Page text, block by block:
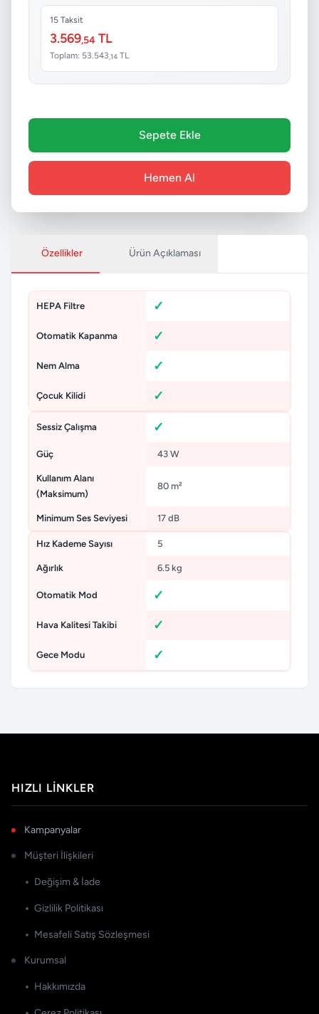
15 Taksit
3.569,54 TL
Toplam: 53.543,14 TL
Sepete Ekle
Hemen Al
Özellikler Ürün Açıklaması
HEPA Filtre
Otomatik Kapanma
Nem Alma
Çocuk Kilidi
Sessiz Çalışma
Güç 43 W
Kullanım Alanı
(Maksimum)
80 m²
Minimum Ses Seviyesi 17 dB
Hız Kademe Sayısı 5
Ağırlık 6.5 kg
Otomatik Mod
Hava Kalitesi Takibi
Gece Modu
HIZLI LINKLER
Kampanyalar
Müşteri İlişkileri
Değişim & İade
Gizlilik Politikası
Mesafeli Satış Sözleşmesi
Kurumsal
Hakkımızda